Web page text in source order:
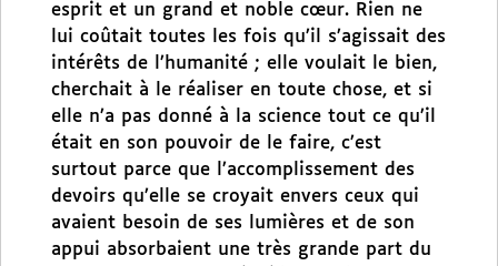
esprit et un grand et noble cœur. Rien ne
lui coûtait toutes les fois qu’il s’agissait des
intérêts de l’humanité ; elle voulait le bien,
cherchait à le réaliser en toute chose, et si
elle n’a pas donné à la science tout ce qu’il
était en son pouvoir de le faire, c’est
surtout parce que l’accomplissement des
devoirs qu’elle se croyait envers ceux qui
avaient besoin de ses lumières et de son
appui absorbaient une très grande part du